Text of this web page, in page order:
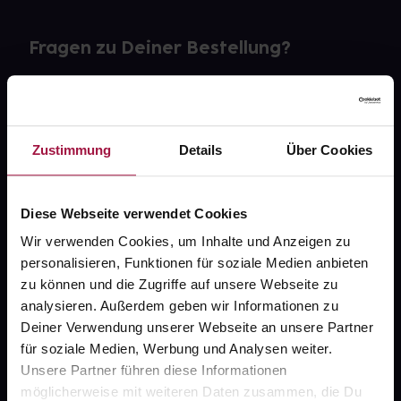
Zustimmung Details Über Cookies
Diese Webseite verwendet Cookies
Wir verwenden Cookies, um Inhalte und Anzeigen zu
personalisieren, Funktionen für soziale Medien anbieten
zu können und die Zugriffe auf unsere Webseite zu
analysieren. Außerdem geben wir Informationen zu
Deiner Verwendung unserer Webseite an unsere Partner
für soziale Medien, Werbung und Analysen weiter.
Unsere Partner führen diese Informationen
möglicherweise mit weiteren Daten zusammen, die Du
Fragen zu Deiner Bestellung?
gesund.de
Über uns
Karriere
Newsletter